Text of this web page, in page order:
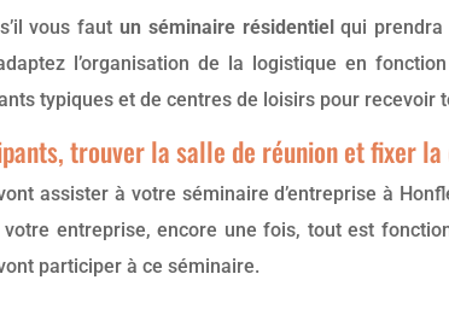
vous faut un séminaire résidentielqui prendra
l’organisation de la logistique en
typiques et de centres de loisirs pour recevoir
trouver la salle de réunion et fixer la
assister à votre séminaire d’entreprise à
entreprise, encore une fois, tout est
participer à ce séminaire.